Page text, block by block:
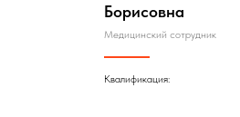
Борисовна
Медицинский сотрудник
Квалификация: